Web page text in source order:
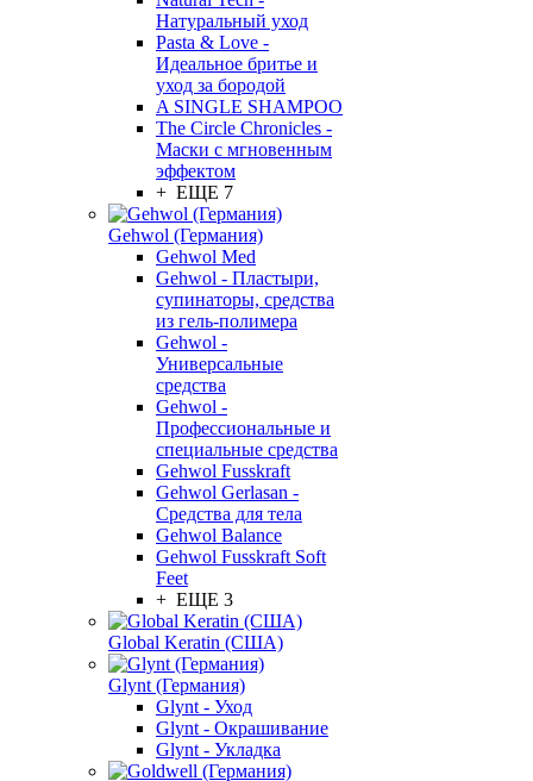
Натуральный уход
Pasta & Love -
Идеальное бритье и
уход за бородой
A SINGLE SHAMPOO
The Circle Chronicles -
Маски с мгновенным
эффектом
+ ЕЩЕ 7
Gehwol (Германия)
Gehwol Med
Gehwol - Пластыри,
супинаторы, средства
из гель-полимера
Gehwol -
Универсальные
средства
Gehwol -
Профессиональные и
специальные средства
Gehwol Fusskraft
Gehwol Gerlasan -
Средства для тела
Gehwol Balance
Gehwol Fusskraft Soft
Feet
+ ЕЩЕ 3
Global Keratin (США)
Glynt (Германия)
Glynt - Уход
Glynt - Окрашивание
Glynt - Укладка